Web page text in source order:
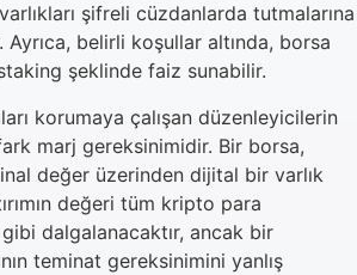
şifreli cüzdanlarda tutmalarına
Ayrıca, belirli koşullar altında, borsa
şeklinde faiz sunabilir.
korumaya çalışan düzenleyicilerin
marj gereksinimidir. Bir borsa,
değer üzerinden dijital bir varlık
değeri tüm kripto para
dalgalanacaktır, ancak bir
teminat gereksinimini yanlış